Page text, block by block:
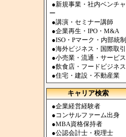
●新規事業・社内ベンチャ
ー
●講演・セミナー講師
●企業再生・IPO・M&A
●ISO・Pマーク・内部統制
●海外ビジネス・国際取引
●小売業・流通・サービス
●飲食店・フードビジネス
●住宅・建設・不動産業
キャリア検索
●企業経営経験者
● コンサルファーム出身
●MBA資格保持者
●公認会計士・税理士